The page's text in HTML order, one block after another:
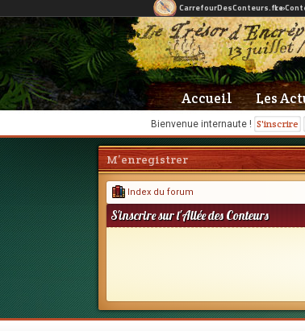
Bienvenue internaute ! S'inscrire
Accueil Les
M’enregistrer
Index du forum
S'inscrire sur l'Allée des Conteurs